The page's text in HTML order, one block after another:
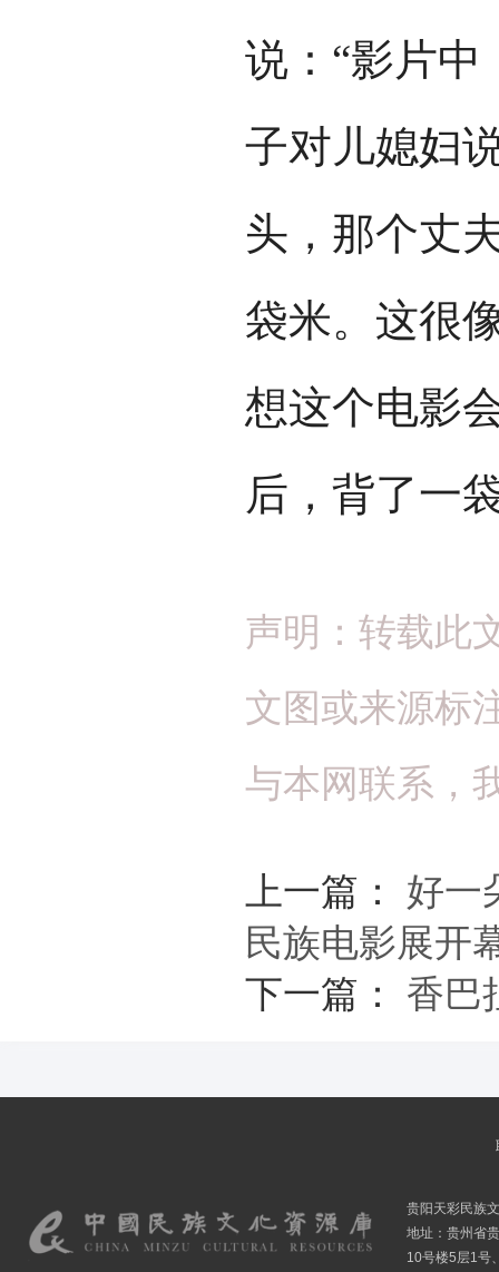
说：“影片
子对儿媳妇
头，那个丈
袋米。这很
想这个电影
后，背了一
声明：转载此
文图或来源标
与本网联系，
上一篇： 好一
民族电影展开
下一篇： 香巴
贵阳天彩民族
地址：贵州省
10号楼5层1号